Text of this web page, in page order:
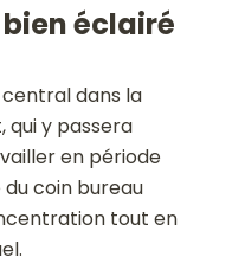
éclairé
dans la
qui y passera
en période
coin bureau
tout en